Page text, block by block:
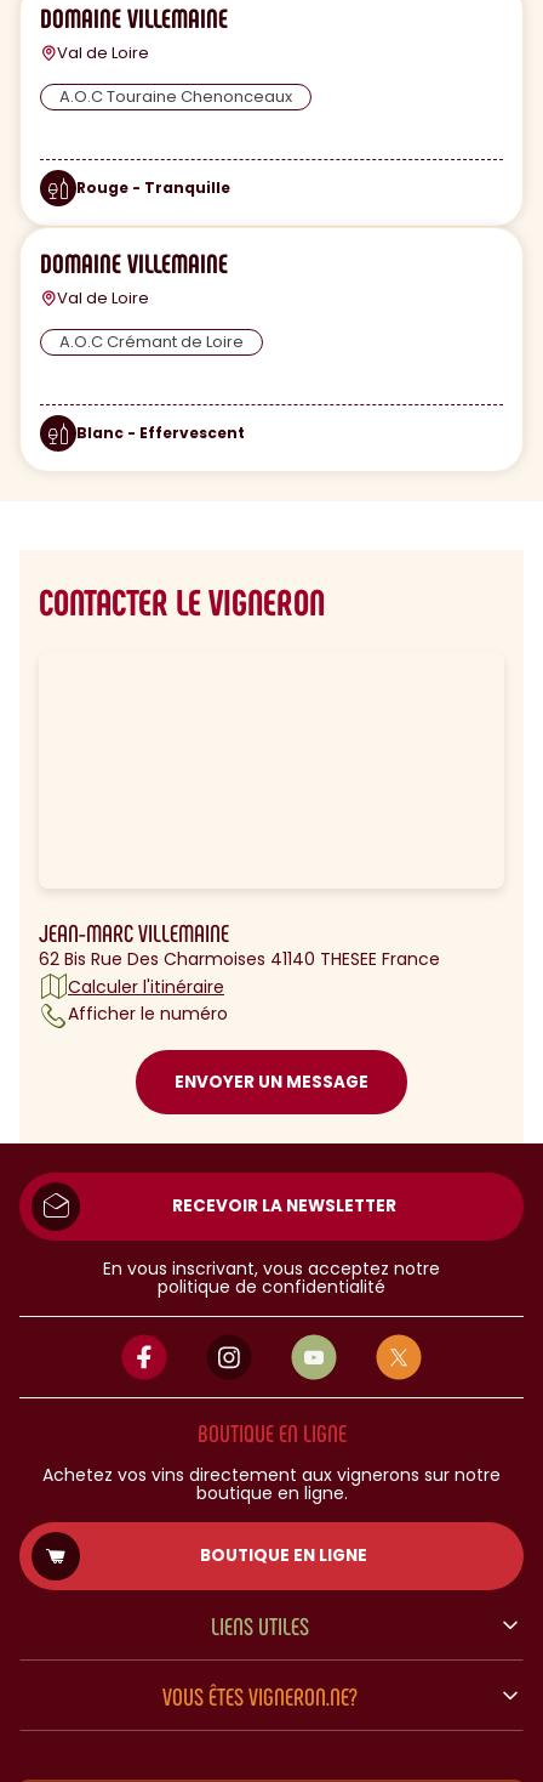
DOMAINE VILLEMAINE
Val de Loire
A.O.C Touraine Chenonceaux
Rouge - Tranquille
DOMAINE VILLEMAINE
Val de Loire
A.O.C Crémant de Loire
Blanc - Effervescent
CONTACTER LE VIGNERON
JEAN-MARC VILLEMAINE
62 Bis Rue Des Charmoises 41140 THESEE France
Calculer l'itinéraire
Afficher le numéro
ENVOYER UN MESSAGE
RECEVOIR LA NEWSLETTER
En vous inscrivant, vous acceptez notre
politique de confidentialité
BOUTIQUE EN LIGNE
Achetez vos vins directement aux vignerons sur notre
boutique en ligne.
BOUTIQUE EN LIGNE
LIENS UTILES
VOUS ÊTES VIGNERON.NE?